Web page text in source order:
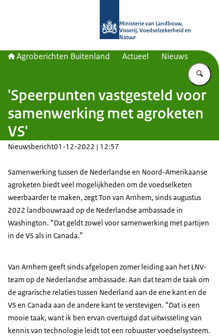
Ministerie van Landbouw,
Visserij, Voedselzekerheid en
Natuur
Agroberichten Buitenland Actueel Nieuws
'Speerpunten vastgesteld voor
samenwerking met agroketen
VS'
Nieuwsbericht01-12-2022 | 12:57
Samenwerking tussen de Nederlandse en Noord-Amerikaanse
agroketen biedt veel mogelijkheden om de voedselketen
weerbaarder te maken, zegt Ton van Arnhem, sinds augustus
2022 landbouwraad op de Nederlandse ambassade in
Washington. “Dat geldt zowel voor samenwerking met partijen
in de VS als in Canada.”
Van Arnhem geeft sinds afgelopen zomer leiding aan het LNV-
team op de Nederlandse ambassade. Aan dat team de taak om
de agrarische relaties tussen Nederland aan de ene kant en de
VS en Canada aan de andere kant te verstevigen. “Dat is een
mooie taak, want ik ben ervan overtuigd dat uitwisseling van
kennis van technologie leidt tot een robuuster voedselsysteem.